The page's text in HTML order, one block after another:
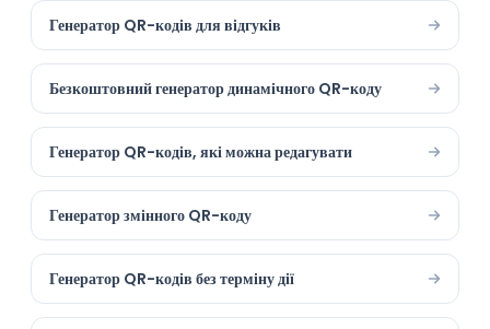
Генератор QR-кодів для відгуків
Безкоштовний генератор динамічного QR-коду
Генератор QR-кодів, які можна редагувати
Генератор змінного QR-коду
Генератор QR-кодів без терміну дії